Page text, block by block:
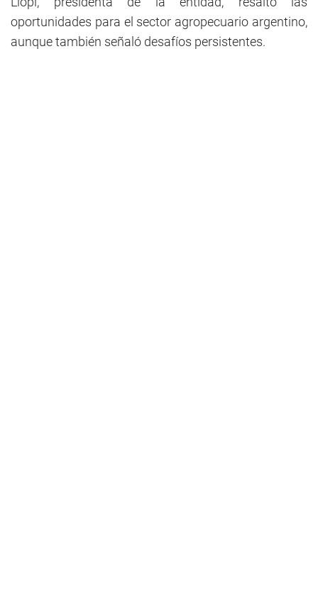
oportunidades para el sector agropecuario argentino,
aunque también señaló desafíos persistentes.